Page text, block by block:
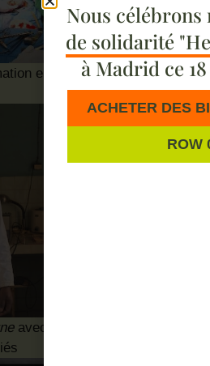
en Afrique et en
avec des volontaires
Nous
de solidarité
à Madrid ce
ACHETER DES
ROW